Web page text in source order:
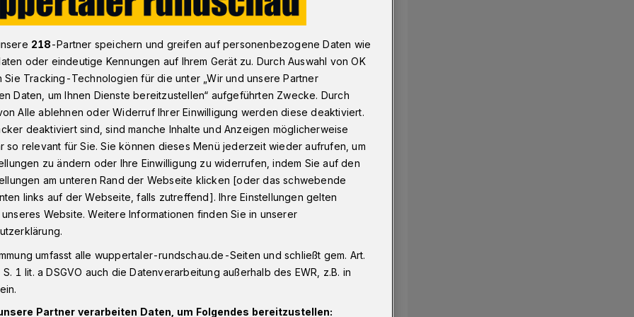
und Schüler machen in Wuppertal Sprachferien​
und Schüler
des Kommunalen
nehmen besonders viele Kinder
Ukraine geflüchtet sind. Sie nutzen
um gemeinsam Zeit zu
ihre neue Heimat kennenzulernen –
218-Partner speichern und greifen auf personenbezogene Daten wie
oder eindeutige Kennungen auf Ihrem Gerät zu. Durch Auswahl von OK
Sie Tracking-Technologien für die unter „Wir und unsere Partner
Daten, um Ihnen Dienste bereitzustellen“ aufgeführten Zwecke. Durch
Alle ablehnen oder Widerruf Ihrer Einwilligung werden diese deaktiviert.
deaktiviert sind, sind manche Inhalte und Anzeigen möglicherweise
so relevant für Sie. Sie können dieses Menü jederzeit wieder aufrufen, um
zu ändern oder Ihre Einwilligung zu widerrufen, indem Sie auf den
am unteren Rand der Webseite klicken [oder das schwebende
links auf der Webseite, falls zutreffend]. Ihre Einstellungen gelten
Website. Weitere Informationen finden Sie in unserer
umfasst alle wuppertaler-rundschau.de-Seiten und schließt gem. Art.
1 lit. a DSGVO auch die Datenverarbeitung außerhalb des EWR, z.B. in
Partner verarbeiten Daten, um Folgendes bereitzustellen: